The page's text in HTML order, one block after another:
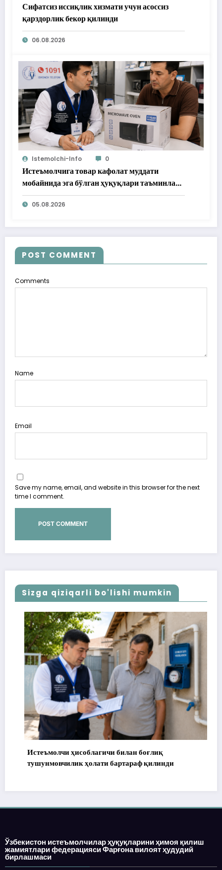
Сифатсиз иссиқлик хизмати учун асоссиз
қарздорлик бекор қилинди
06.08.2026
Istemolchi-Info 0
Истеъмолчига товар кафолат муддати
мобайнида эга бўлган ҳуқуқлари таъминлаб
берилди
05.08.2026
POST COMMENT
Comments
Name
Email
Save my name, email, and website in this browser for the next
time I comment.
Sizga qiziqarli bo'lishi mumkin
Истеъмолчи ҳисоблагичи билан боғлиқ
тушунмовчилик ҳолати бартараф қилинди
Ўзбекистон истеъмолчилар ҳуқуқларини ҳимоя қилиш
жамиятлари федерацияси Фарғона вилоят ҳудудий
бирлашмаси